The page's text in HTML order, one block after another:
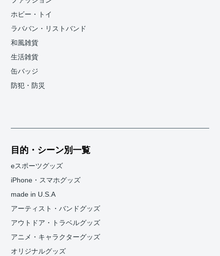
ホビー・トイ
ラババン・リストバンド
和風雑貨
生活雑貨
缶バッジ
防犯・防災
目的・シーン別一覧
eスポーツグッズ
iPhone・スマホグッズ
made in U.S.A
アーティスト・バンドグッズ
アウトドア・トラベルグッズ
アニメ・キャラクターグッズ
オリジナルグッズ